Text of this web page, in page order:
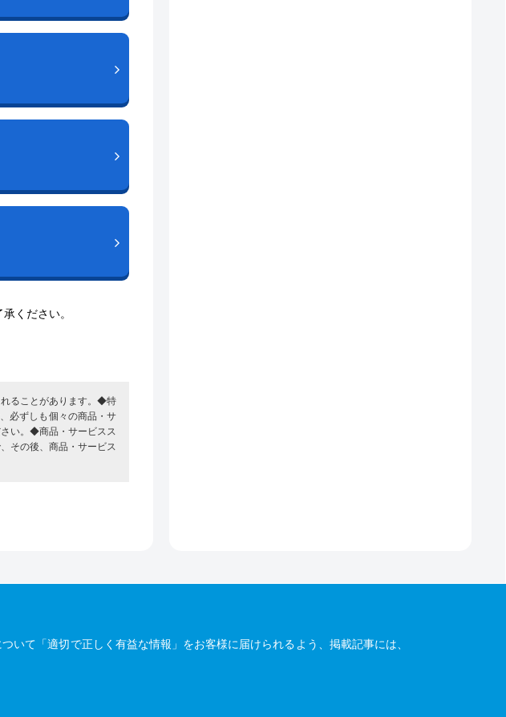
ください。
ることがあります。◆特
必ずしも個々の商品・サ
い。◆商品・サービスス
その後、商品・サービス
て「適切で正しく有益な情報」をお客様に届けられるよう、掲載記事には、